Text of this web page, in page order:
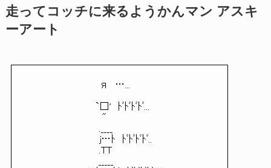
走ってコッチに来るようかんマン アスキ
ーアート
я　…...
`□'　ﾄﾞﾄﾞﾄﾞﾄﾞ...
"
j…ﾄ　ﾄﾞﾄﾞﾄﾞﾄﾞ..
.TT